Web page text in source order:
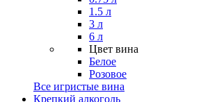
1.5 л
3 л
6 л
Цвет вина
Белое
Розовое
Все игристые вина
Крепкий алкоголь